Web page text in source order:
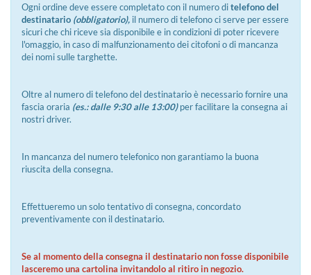
Ogni ordine deve essere completato con il numero ditelefono del
destinatario (obbligatorio), il numero di telefono ci serve per essere
sicuri che chi riceve sia disponibile e in condizioni di poter ricevere
l'omaggio, in caso di malfunzionamento dei citofoni o di mancanza
dei nomi sulle targhette.
Oltre al numero di telefono del destinatario è necessario fornire una
fascia oraria (es.: dalle 9:30 alle 13:00)per facilitare la consegna ai
nostri driver.
In mancanza del numero telefonico non garantiamo la buona
riuscita della consegna.
Effettueremo un solo tentativo di consegna, concordato
preventivamente con il destinatario.
Se al momento della consegna il destinatario non fosse disponibile
lasceremo una cartolina invitandolo al ritiro in negozio.